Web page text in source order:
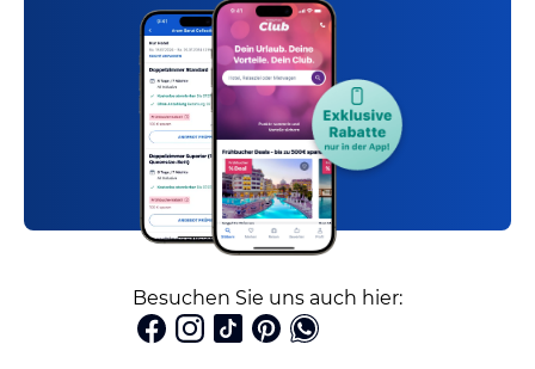
Besuchen Sie uns auch hier: